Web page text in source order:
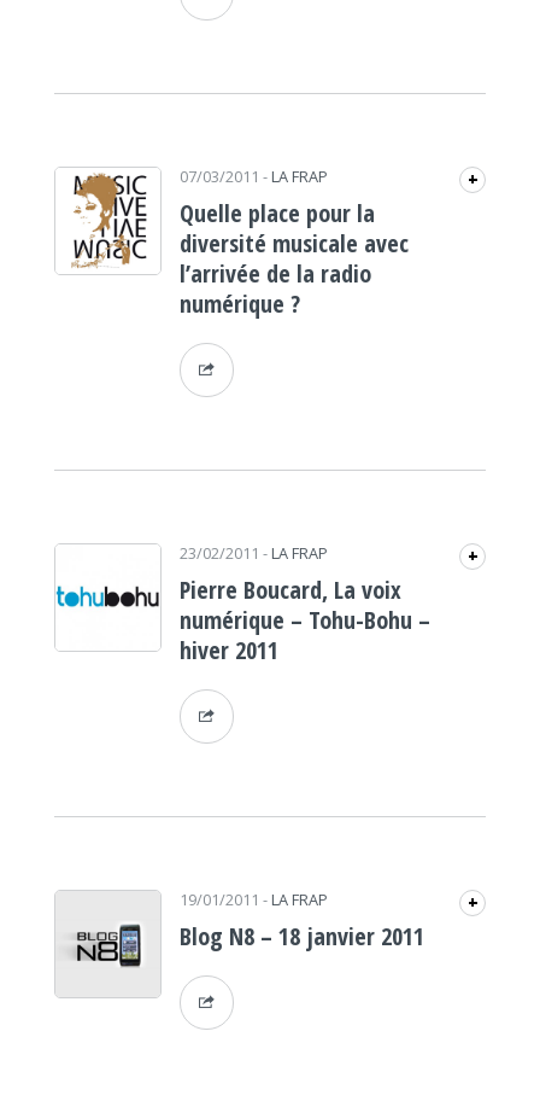
07/03/2011- LA FRAP +
Quelle place pour la
diversité musicale avec
l’arrivée de la radio
numérique ?
23/02/2011- LA FRAP +
Pierre Boucard, La voix
numérique – Tohu-Bohu –
hiver 2011
19/01/2011- LA FRAP +
Blog N8 – 18 janvier 2011